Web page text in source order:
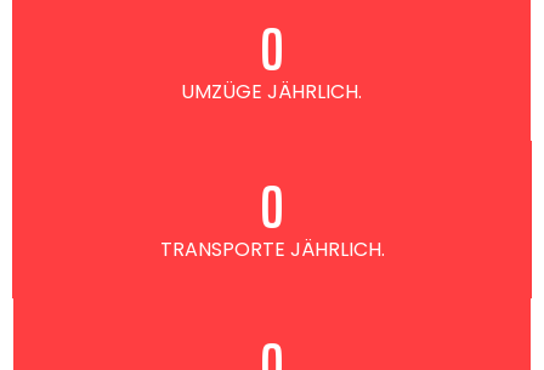
UMZÜGE JÄHRLICH.
0
TRANSPORTE JÄHRLICH.
0